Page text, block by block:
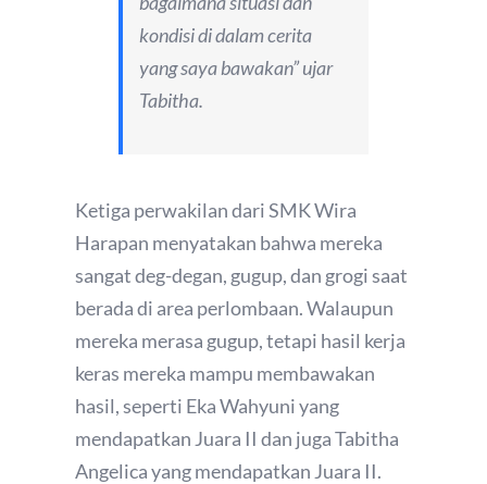
kondisi di dalam cerita
yang saya bawakan” ujar
Tabitha.
Ketiga perwakilan dari SMK Wira
Harapan menyatakan bahwa mereka
sangat deg-degan, gugup, dan grogi saat
berada di area perlombaan. Walaupun
mereka merasa gugup, tetapi hasil kerja
keras mereka mampu membawakan
hasil, seperti Eka Wahyuni yang
mendapatkan Juara II dan juga Tabitha
Angelica yang mendapatkan Juara II.